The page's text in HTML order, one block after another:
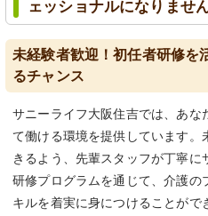
ェッショナルになりませ
未経験者歓迎！初任者研修を
るチャンス
サニーライフ大阪住吉では、あな
て働ける環境を提供しています
きるよう、先輩スタッフが丁寧
研修プログラムを通じて、介護の
キルを着実に身につけることがで